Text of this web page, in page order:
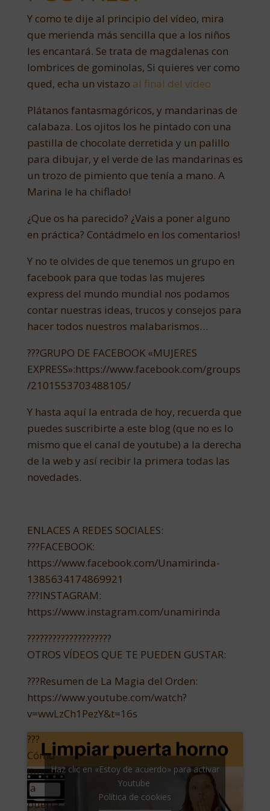
Y como te dije al principio del vídeo, mira
que merienda más sencilla que a los niños
les encantará. Se trata de magdalenas con
lombrices de gominolas, Si quieres ver como
qued, echa un vistazo al final del vídeo
Plátanos fantasmagóricos, y mandarinas de
calabaza. Los ojitos los he pintado con una
pastilla de chocolate derretida y un palillo
para dibujar, y el verde de las mandarinas es
un trozo de pimiento que tenía a mano. A
Marina le ha chiflado!
¿Que os ha parecido? ¿Vais a poner alguno
en práctica? Contádmelo en los comentarios!
Y no te olvides de que tenemos un grupo en
facebook para que todas las mujeres
express del mundo mundial nos podamos
contar nuestras ideas, trucos y consejos para
hacer todos nuestros malabarismos…
???GRUPO DE FACEBOOK «MUJERES
EXPRESS»:https://www.facebook.com/groups
/2101553703488105/
Y hasta aquí la entrada de hoy, recuerda que
puedes suscribirte a este blog (que no es lo
mismo que el canal de youtube) a la derecha
de la web y así recibir la primera todas las
novedades.
ENLACES A REDES SOCIALES:
???FACEBOOK:
https://www.facebook.com/Unamirinda-
1385634174869921
???INSTAGRAM:
https://www.instagram.com/unamirinda
????????????????????
OTROS VÍDEOS QUE TE PUEDEN GUSTAR:
???Resumen de La Magia del Orden:
https://www.youtube.com/watch?
v=wwLzCh1PezY&t=16s
???
Cómo
limpiar
la
puerta
Haz clic en «Estoy de acuerdo» para activar
Youtube
Política de cookies